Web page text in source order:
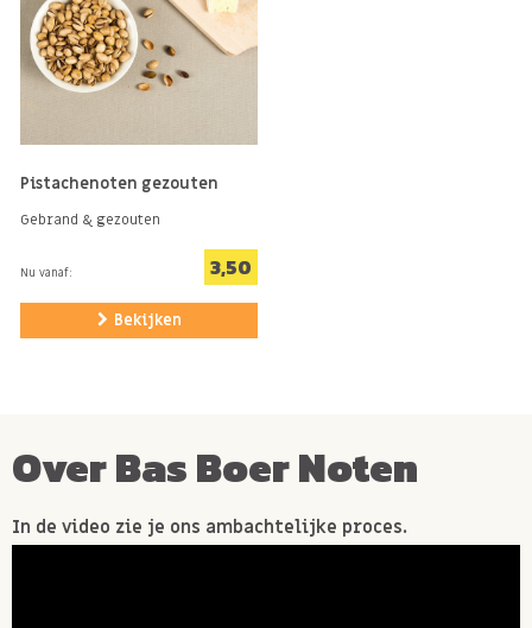
Pistachenoten gezouten
Gebrand & gezouten
Nu vanaf: 3,50
Bekijken
Over Bas Boer Noten
In de video zie je ons ambachtelijke proces.